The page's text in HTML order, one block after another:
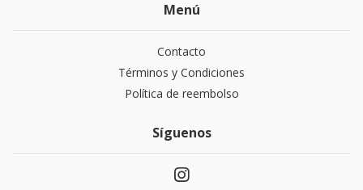
Menú
Contacto
Términos y Condiciones
Política de reembolso
Síguenos